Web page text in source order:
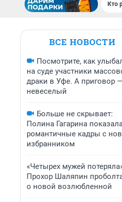
Кто
ВСЕ НОВОСТИ
Посмотрите, как
на суде участники
драки в Уфе. А приговор —
невеселый
Больше не скрывает:
Полина Гагарина
романтичные кадры с
избранником
«Четырех мужей
Прохор Шаляпин
о новой возлюбленной